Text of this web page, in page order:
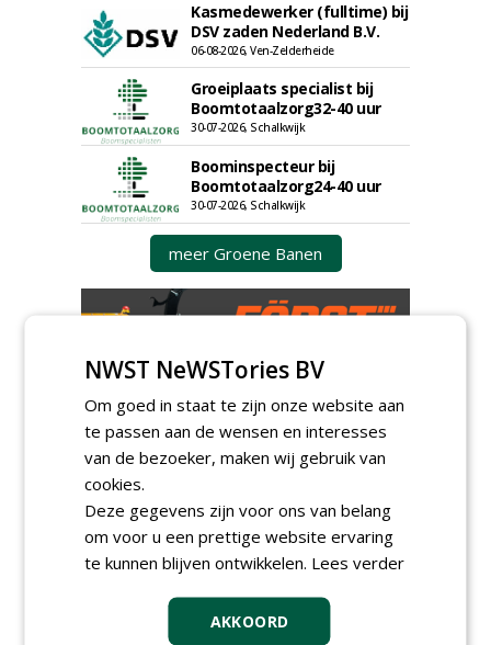
Kasmedewerker (fulltime) bij
DSV zaden Nederland B.V.
06-08-2026, Ven-Zelderheide
Groeiplaats specialist bij
Boomtotaalzorg32-40 uur
30-07-2026, Schalkwijk
Boominspecteur bij
Boomtotaalzorg24-40 uur
30-07-2026, Schalkwijk
meer Groene Banen
GREEN OUTLET
Iedereen kan gratis kleine advertenties
plaatsen via zijn eigen account.
Plaats een gratis advertentie
NWST NeWSTories BV
Om goed in staat te zijn onze website aan
te passen aan de wensen en interesses
van de bezoeker, maken wij gebruik van
cookies.
Deze gegevens zijn voor ons van belang
om voor u een prettige website ervaring
te kunnen blijven ontwikkelen. Lees verder
AKKOORD